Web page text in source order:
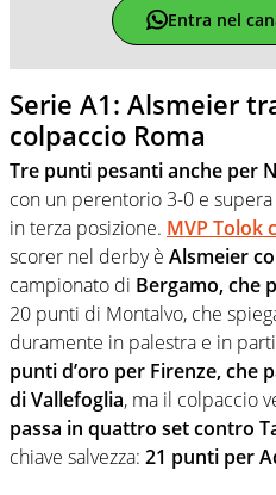
Entra nel
Serie A1: Alsmeier
colpaccio Roma
Tre punti pesanti anche per
con un perentorio 3-0 e
in terza posizione. MVP Tolok
scorer nel derby è Alsmeier
campionato di Bergamo, che
20 punti di Montalvo, che
duramente in palestra e in
punti d’oro per Firenze, che
di Vallefoglia, ma il colpaccio
passa in quattro set contro
chiave salvezza: 21 punti per